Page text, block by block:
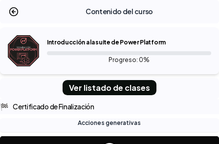
Contenido del curso
Introducción a la suite de Power Platform
Progreso: 0%
Ver listado de clases
🏁 Certificado de Finalización
Acciones generativas